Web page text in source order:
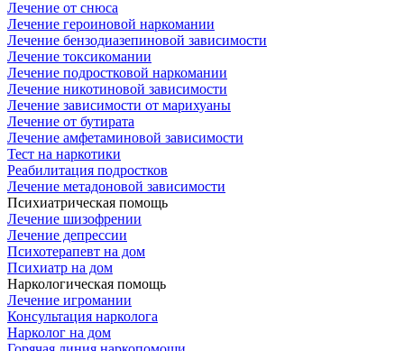
Лечение от снюса
Лечение героиновой наркомании
Лечение бензодиазепиновой зависимости
Лечение токсикомании
Лечение подростковой наркомании
Лечение никотиновой зависимости
Лечение зависимости от марихуаны
Лечение от бутирата
Лечение амфетаминовой зависимости
Тест на наркотики
Реабилитация подростков
Лечение метадоновой зависимости
Психиатрическая помощь
Лечение шизофрении
Лечение депрессии
Психотерапевт на дом
Психиатр на дом
Наркологическая помощь
Лечение игромании
Консультация нарколога
Нарколог на дом